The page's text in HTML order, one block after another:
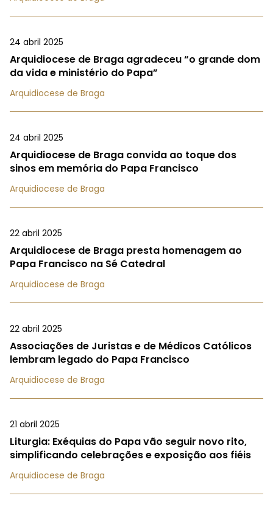
24 abril 2025
Arquidiocese de Braga agradeceu “o grande dom
da vida e ministério do Papa”
Arquidiocese de Braga
24 abril 2025
Arquidiocese de Braga convida ao toque dos
sinos em memória do Papa Francisco
Arquidiocese de Braga
22 abril 2025
Arquidiocese de Braga presta homenagem ao
Papa Francisco na Sé Catedral
Arquidiocese de Braga
22 abril 2025
Associações de Juristas e de Médicos Católicos
lembram legado do Papa Francisco
Arquidiocese de Braga
21 abril 2025
Liturgia: Exéquias do Papa vão seguir novo rito,
simplificando celebrações e exposição aos fiéis
Arquidiocese de Braga